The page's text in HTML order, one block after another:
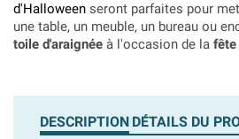
d'Halloween seront parfaites pour
une table, un meuble, un bureau ou
toile d'araignée à l'occasion de la fête
DESCRIPTION DÉTAILS DU